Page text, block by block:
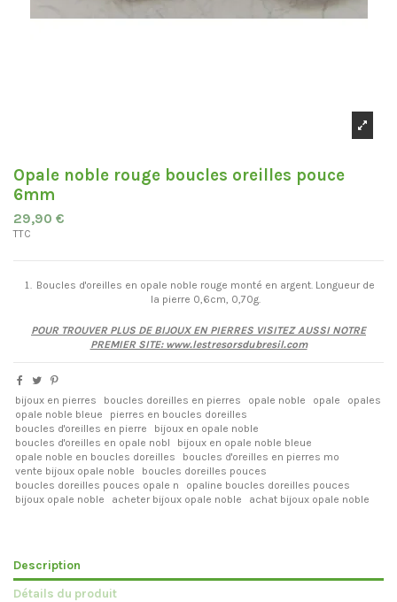
Opale noble rouge boucles oreilles pouce
6mm
29,90 €
TTC
Boucles d'oreilles en opale noble rouge monté en argent. Longueur de
la pierre 0,6cm, 0,70g.
POUR TROUVER PLUS DE BIJOUX EN PIERRES VISITEZ AUSSI NOTRE
PREMIER SITE: www.lestresorsdubresil.com
bijoux en pierres boucles doreilles en pierres opale noble opale
opales
opale noble bleue
pierres en boucles doreilles
boucles d'oreilles en pierre
bijoux en opale noble
boucles d'oreilles en opale nobl
bijoux en opale noble bleue
opale noble en boucles doreilles
boucles d'oreilles en pierres mo
vente bijoux opale noble
boucles doreilles pouces
boucles doreilles pouces opale n
opaline boucles doreilles pouces
bijoux opale noble
acheter bijoux opale noble achat bijoux opale noble
Description
Détails du produit